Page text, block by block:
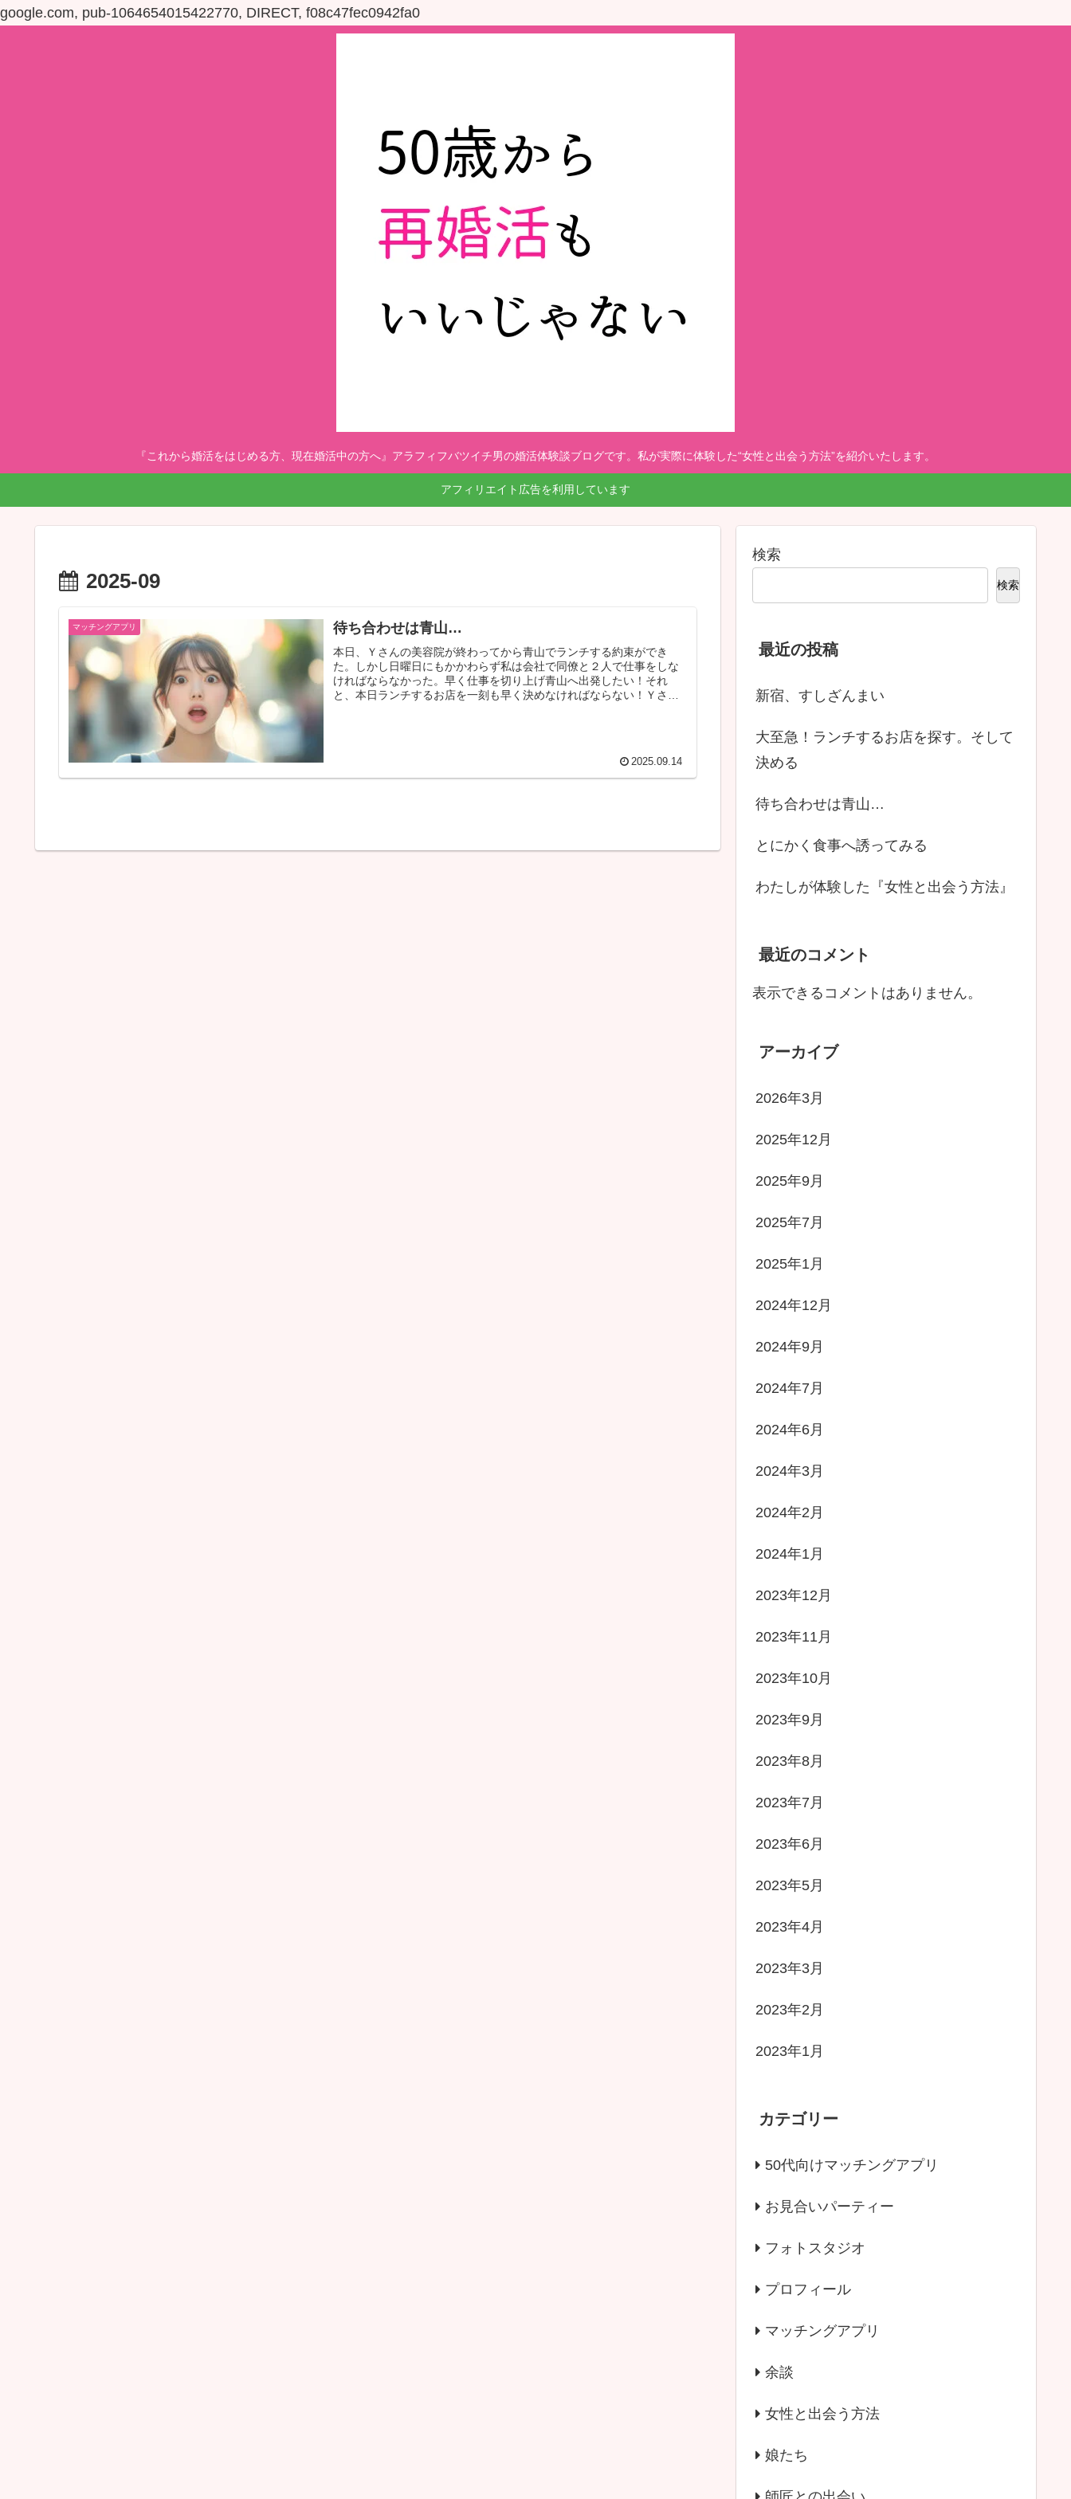
google.com, pub-1064654015422770, DIRECT, f08c47fec0942fa0
『これから婚活をはじめる方、現在婚活中の方へ』アラフィフバツイチ男の婚活体験談ブログです。私が実際に体験した“女性と出会う方法”を紹介いたします。
アフィリエイト広告を利用しています
2025-09
マッチングアプリ 待ち合わせは青山…
本日、Ｙさんの美容院が終わってから青山でランチする約束ができ
た。しかし日曜日にもかかわらず私は会社で同僚と２人で仕事をしな
ければならなかった。早く仕事を切り上げ青山へ出発したい！それ
と、本日ランチするお店を一刻も早く決めなければならない！Ｙさん
2025.09.14
検索
検索
最近の投稿
新宿、すしざんまい
大至急！ランチするお店を探す。そして
決める
待ち合わせは青山…
とにかく食事へ誘ってみる
わたしが体験した『女性と出会う方法』
最近のコメント
表示できるコメントはありません。
アーカイブ
2026年3月
2025年12月
2025年9月
2025年7月
2025年1月
2024年12月
2024年9月
2024年7月
2024年6月
2024年3月
2024年2月
2024年1月
2023年12月
2023年11月
2023年10月
2023年9月
2023年8月
2023年7月
2023年6月
2023年5月
2023年4月
2023年3月
2023年2月
2023年1月
カテゴリー
50代向けマッチングアプリ
お見合いパーティー
フォトスタジオ
プロフィール
マッチングアプリ
余談
女性と出会う方法
娘たち